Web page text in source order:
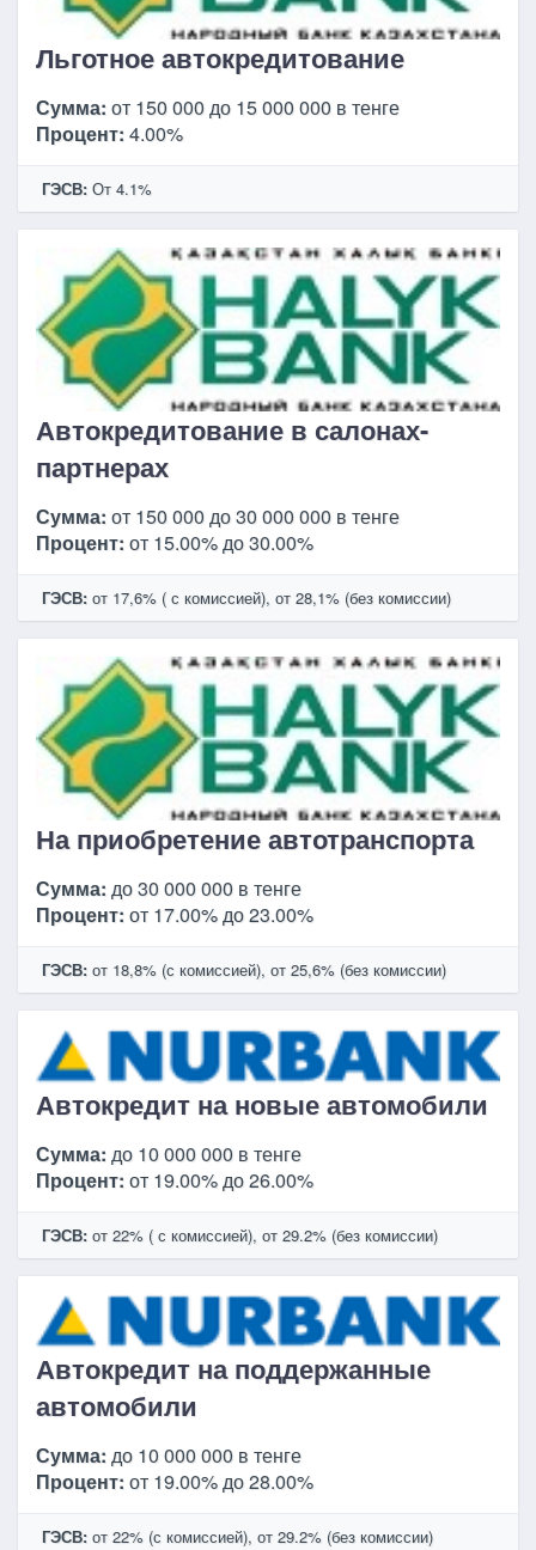
Льготное автокредитование
Сумма: от 150 000 до 15 000 000 в тенге
Процент: 4.00%
ГЭСВ: От 4.1%
Автокредитование в салонах-
партнерах
Сумма: от 150 000 до 30 000 000 в тенге
Процент: от 15.00% до 30.00%
ГЭСВ: от 17,6% ( с комиссией), от 28,1% (без комиссии)
На приобретение автотранспорта
Сумма: до 30 000 000 в тенге
Процент: от 17.00% до 23.00%
ГЭСВ: от 18,8% (с комиссией), от 25,6% (без комиссии)
Автокредит на новые автомобили
Сумма: до 10 000 000 в тенге
Процент: от 19.00% до 26.00%
ГЭСВ: от 22% ( с комиссией), от 29.2% (без комиссии)
Автокредит на поддержанные
автомобили
Сумма: до 10 000 000 в тенге
Процент: от 19.00% до 28.00%
ГЭСВ: от 22% (с комиссией), от 29.2% (без комиссии)